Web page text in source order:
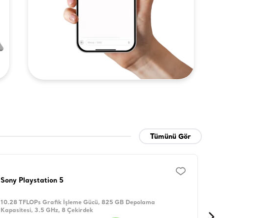
Tümünü Gör
Sony Playstation 5
10.28 TFLOPs Grafik İşleme Gücü, 825 GB Depolama
Kapasitesi, 3.5 GHz, 8 Çekirdek